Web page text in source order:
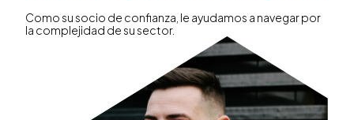
Como su socio de confianza, le ayudamos a navegar por
la complejidad de su sector.